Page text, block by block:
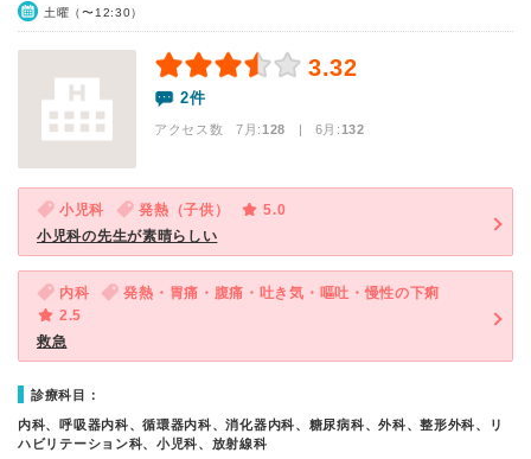
土曜（〜12:30）
3.32
2件
アクセス数 7月:128 | 6月:132
小児科 発熱（子供）
5.0
小児科の先生が素晴らしい
内科
発熱・胃痛・腹痛・吐き気・嘔吐・慢性の下痢
2.5
救急
診療科目：
内科、呼吸器内科、循環器内科、消化器内科、糖尿病科、外科、整形外科、リ
ハビリテーション科、小児科、放射線科